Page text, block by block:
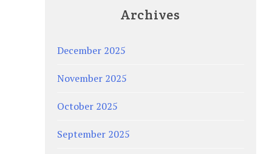
Archives
December 2025
November 2025
October 2025
September 2025